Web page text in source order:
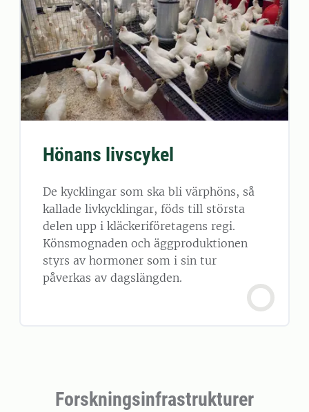
Hönans livscykel
De kycklingar som ska bli värphöns, så
kallade livkycklingar, föds till största
delen upp i kläckeriföretagens regi.
Könsmognaden och äggproduktionen
styrs av hormoner som i sin tur
påverkas av dagslängden.
Forskningsinfrastrukturer